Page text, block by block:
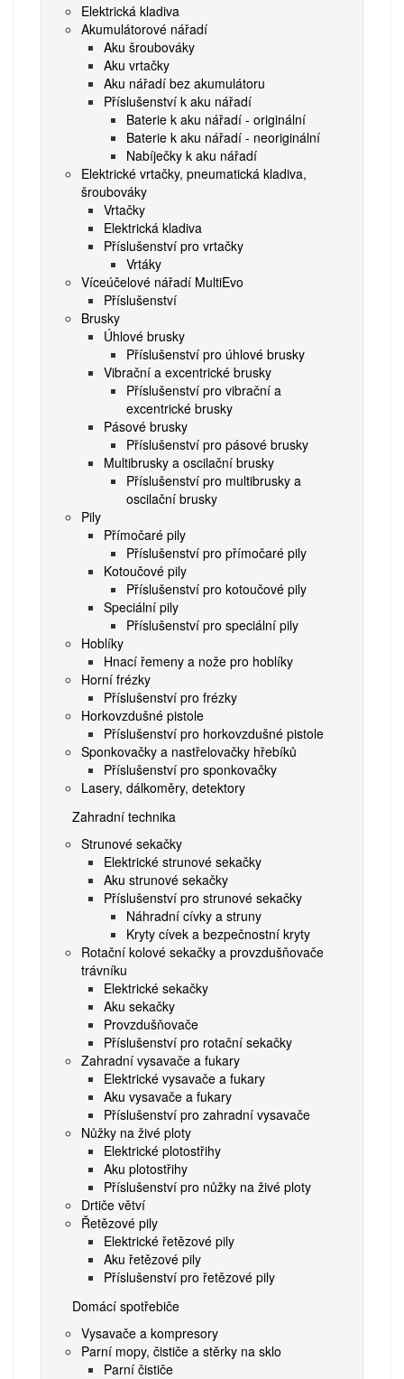
Elektrická kladiva
Akumulátorové nářadí
Aku šroubováky
Aku vrtačky
Aku nářadí bez akumulátoru
Příslušenství k aku nářadí
Baterie k aku nářadí - originální
Baterie k aku nářadí - neoriginální
Nabíječky k aku nářadí
Elektrické vrtačky, pneumatická kladiva,
šroubováky
Vrtačky
Elektrická kladiva
Příslušenství pro vrtačky
Vrtáky
Víceúčelové nářadí MultiEvo
Příslušenství
Brusky
Úhlové brusky
Příslušenství pro úhlové brusky
Vibrační a excentrické brusky
Příslušenství pro vibrační a
excentrické brusky
Pásové brusky
Příslušenství pro pásové brusky
Multibrusky a oscilační brusky
Příslušenství pro multibrusky a
oscilační brusky
Pily
Přímočaré pily
Příslušenství pro přímočaré pily
Kotoučové pily
Příslušenství pro kotoučové pily
Speciální pily
Příslušenství pro speciální pily
Hoblíky
Hnací řemeny a nože pro hoblíky
Horní frézky
Příslušenství pro frézky
Horkovzdušné pistole
Příslušenství pro horkovzdušné pistole
Sponkovačky a nastřelovačky hřebíků
Příslušenství pro sponkovačky
Lasery, dálkoměry, detektory
Zahradní technika
Strunové sekačky
Elektrické strunové sekačky
Aku strunové sekačky
Příslušenství pro strunové sekačky
Náhradní cívky a struny
Kryty cívek a bezpečnostní kryty
Rotační kolové sekačky a provzdušňovače
trávníku
Elektrické sekačky
Aku sekačky
Provzdušňovače
Příslušenství pro rotační sekačky
Zahradní vysavače a fukary
Elektrické vysavače a fukary
Aku vysavače a fukary
Příslušenství pro zahradní vysavače
Nůžky na živé ploty
Elektrické plotostřihy
Aku plotostřihy
Příslušenství pro nůžky na živé ploty
Drtiče větví
Řetězové pily
Elektrické řetězové pily
Aku řetězové pily
Příslušenství pro řetězové pily
Domácí spotřebiče
Vysavače a kompresory
Parní mopy, čističe a stěrky na sklo
Parní čističe